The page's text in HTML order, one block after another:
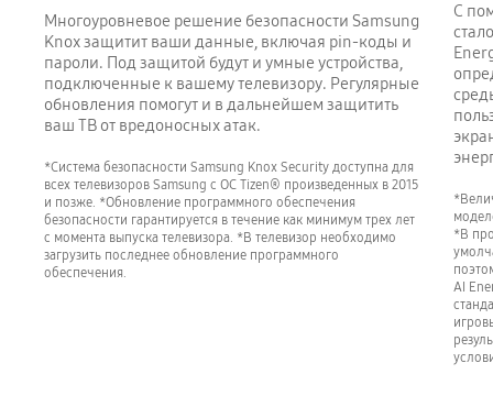
Многоуровневое решение безопасности Samsung
Knox защитит ваши данные, включая pin-коды и
пароли. Под защитой будут и умные устройства,
подключенные к вашему телевизору. Регулярные
обновления помогут и в дальнейшем защитить
ваш ТВ от вредоносных атак.
*Система безопасности Samsung Knox Security доступна для
всех телевизоров Samsung с ОС Tizen® произведенных в 2015
и позже. *Обновление программного обеспечения
безопасности гарантируется в течение как минимум трех лет
с момента выпуска телевизора. *В телевизор необходимо
загрузить последнее обновление программного
обеспечения.
С
*В
AI